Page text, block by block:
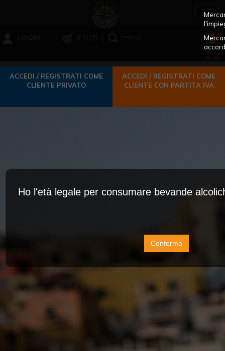
ACCEDI / REGISTRATI COME
CLIENTE PRIVATO
ACCEDI / REGISTRATI COME
CLIENTE CON PARTITA IVA
Ho l'età legale per consumare bevande
Conferma